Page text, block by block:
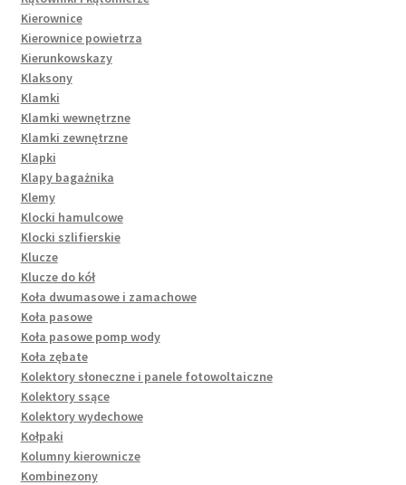
Kierownice
Kierownice powietrza
Kierunkowskazy
Klaksony
Klamki
Klamki wewnętrzne
Klamki zewnętrzne
Klapki
Klapy bagażnika
Klemy
Klocki hamulcowe
Klocki szlifierskie
Klucze
Klucze do kół
Koła dwumasowe i zamachowe
Koła pasowe
Koła pasowe pomp wody
Koła zębate
Kolektory słoneczne i panele fotowoltaiczne
Kolektory ssące
Kolektory wydechowe
Kołpaki
Kolumny kierownicze
Kombinezony